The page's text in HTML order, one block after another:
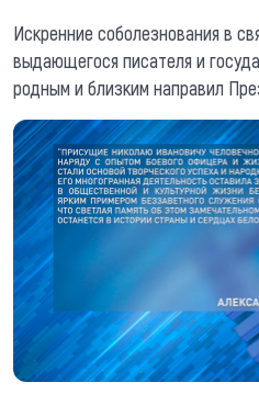
Искренние соболезнования в
выдающегося писателя и
родным и близким направил